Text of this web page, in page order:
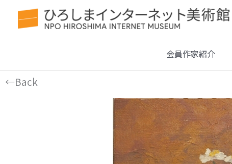
会員作家紹介
←Back